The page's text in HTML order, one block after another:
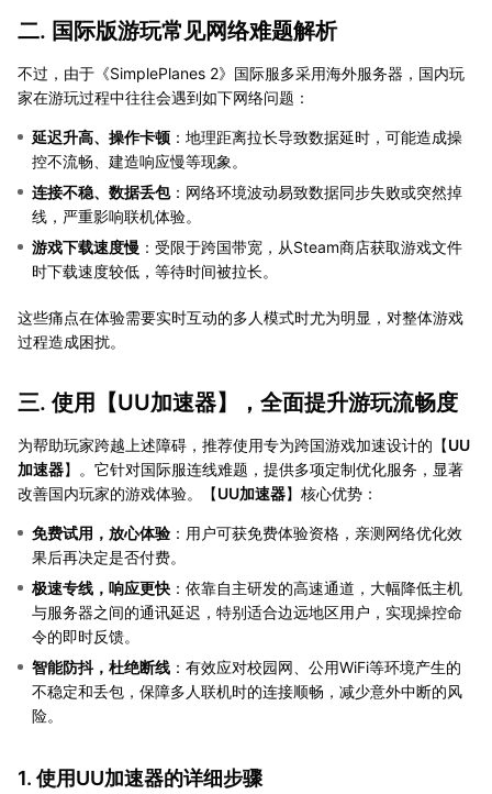
二. 国际版游玩常见网络难题解析
不过，由于《SimplePlanes 2》国际服多采用海外服务器，国内玩
家在游玩过程中往往会遇到如下网络问题：
延迟升高、操作卡顿 ：地理距离拉长导致数据延时，可能造成操
控不流畅、建造响应慢等现象。
连接不稳、数据丢包：网络环境波动易致数据同步失败或突然掉
线，严重影响联机体验。
游戏下载速度慢 ：受限于跨国带宽，从Steam商店获取游戏文件
时下载速度较低，等待时间被拉长。
这些痛点在体验需要实时互动的多人模式时尤为明显，对整体游戏
过程造成困扰。
三. 使用【UU加速器】，全面提升游玩流畅度
为帮助玩家跨越上述障碍，推荐使用专为跨国游戏加速设计的【UU
加速器】。它针对国际服连线难题，提供多项定制优化服务，显著
改善国内玩家的游戏体验。【UU加速器】核心优势：
免费试用，放心体验 ：用户可获免费体验资格，亲测网络优化效
果后再决定是否付费。
极速专线，响应更快 ：依靠自主研发的高速通道，大幅降低主机
与服务器之间的通讯延迟，特别适合边远地区用户，实现操控命
令的即时反馈。
智能防抖，杜绝断线 ：有效应对校园网、公用WiFi等环境产生的
不稳定和丢包，保障多人联机时的连接顺畅，减少意外中断的风
险。
1. 使用UU加速器的详细步骤